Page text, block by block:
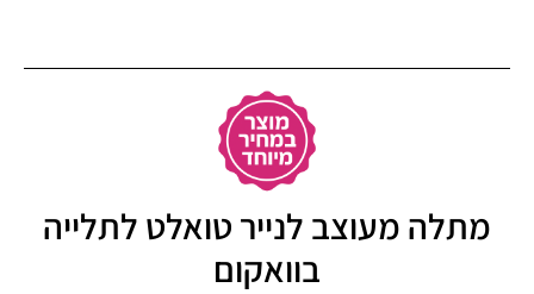
מתלה מעוצב לנייר טואלט לתלייה
בוואקום